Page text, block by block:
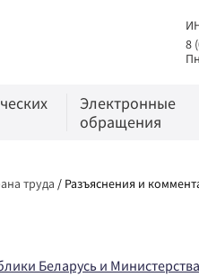
8
Электронные
обращения
труда / Разъяснения и
Беларусь и Министерства